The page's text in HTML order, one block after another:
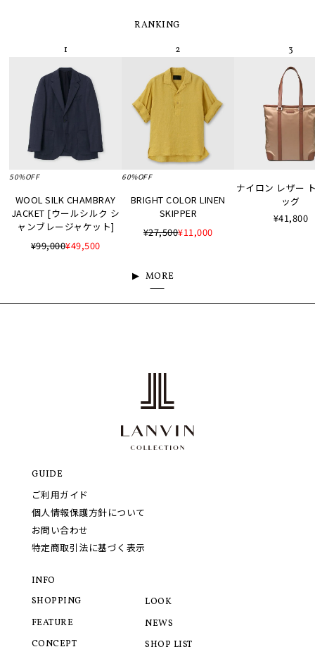
RANKING
50%OFF
WOOL SILK CHAMBRAY
JACKET [ウールシルク シ
ャンブレージャケット]
¥99,000¥49,500
60%OFF
BRIGHT COLOR LINEN
SKIPPER
¥27,500¥11,000
ナイロン レザー
ッグ
¥41,800
MORE
GUIDE
ご利用ガイド
個人情報保護方針について
お問い合わせ
特定商取引法に基づく表示
INFO
SHOPPING
FEATURE
CONCEPT
LOOK
NEWS
SHOP LIST